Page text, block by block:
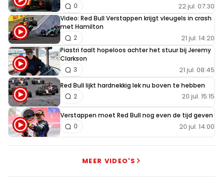
22 jul. 07:30
0
Video: Red Bull Verstappen krijgt vleugels in crash
met Hamilton
21 jul. 14:20
2
Piastri faalt hopeloos achter het stuur bij Jeremy
Clarkson
21 jul. 08:45
3
Red Bull lijkt hardnekkig lek nu boven te hebben
20 jul. 15:15
2
Verstappen moet Red Bull nog even de tijd geven
20 jul. 14:00
0
MEER VIDEO'S